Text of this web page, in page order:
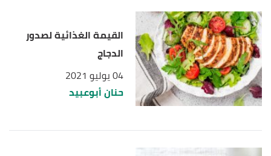
القيمة الغذائية لصدور
الدجاج
04 يوليو 2021
حنان أبوعبيد